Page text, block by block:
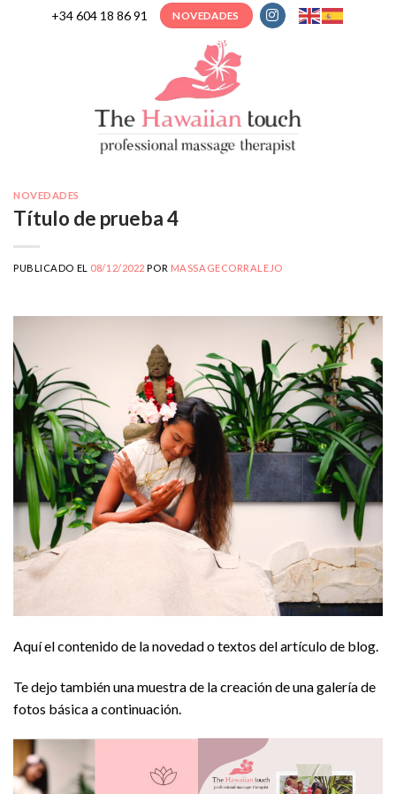
+34 604 18 86 91 NOVEDADES
NOVEDADES
Título de prueba 4
PUBLICADO EL 08/12/2022 POR MASSAGECORRALEJO
Aquí el contenido de la novedad o textos del artículo de blog.
Te dejo también una muestra de la creación de una galería de
fotos básica a continuación.